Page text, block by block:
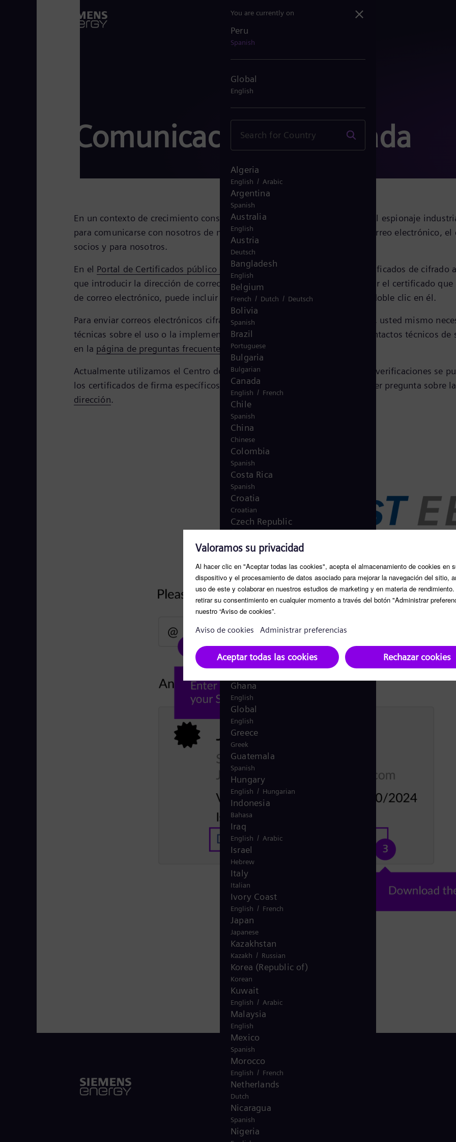
Comunicación encriptada
En un contexto de crecimiento constante de las amenazas cibernéticas y el espionaje
para comunicarse con nosotros de manera cifrada y segura a través del correo electrónico,
socios y para nosotros.
En el Portal de Certificados público de TeleTrust EBCA
, encontrará los certificados de cifrado
que introducir la dirección de correo electrónico para encontrar y descargar el certificado
de correo electrónico, puede incluir el certificado simplemente haciendo doble clic en él.
Para enviar correos electrónicos cifrados a su contacto de Siemens Energy, usted mismo
técnicas sobre el uso o la implementación de la tecnología PKI con los contactos técnicos de
en la página de preguntas frecuentes de la EBCA
Actualmente utilizamos el Centro de Confianza de Siemens AG. Todas las verificaciones se
los certificados de firma específicos de Siemens Energy, así como cualquier pregunta sobre
dirección.
Peru
You are currently on
Peru
Spanish
Global
English
Algeria
English / Arabic
Argentina
Spanish
Australia
English
Austria
Deutsch
Bangladesh
English
Belgium
French / Dutch / Deutsch
Bolivia
Spanish
Brazil
Portuguese
Bulgaria
Bulgarian
Canada
English / French
Chile
Spanish
China
Chinese
Colombia
Spanish
Costa Rica
Spanish
Croatia
Croatian
Czech Republic
Denmark
Dominican Republic
Spanish
Egypt
English / Arabic
Finland
Finnish Swedish
Germany
Ghana
English
Global
English
Greece
Greek
Guatemala
Spanish
Hungary
English / Hungarian
Indonesia
Bahasa
Iraq
English / Arabic
Israel
Hebrew
Italy
Italian
Ivory Coast
English / French
Japan
Japanese
Kazakhstan
Kazakh / Russian
Korea (Republic of)
Korean
Kuwait
English / Arabic
Malaysia
English
Mexico
Spanish
Morocco
English / French
Netherlands
Dutch
Nicaragua
Spanish
Nigeria